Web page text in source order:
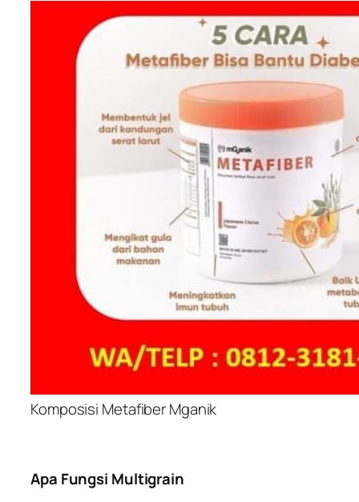
Komposisi Metafiber Mganik
Apa Fungsi Multigrain